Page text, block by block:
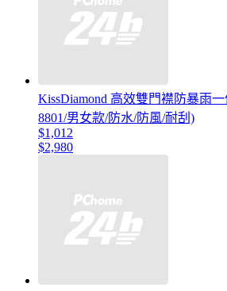
KissDiamond 高效雙門襟防暴雨
8801/男女款/防水/防風/耐刮)
$1,012
$2,980